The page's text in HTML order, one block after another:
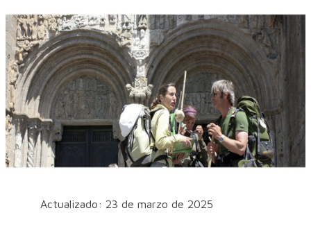
Actualizado: 23 de marzo de 2025